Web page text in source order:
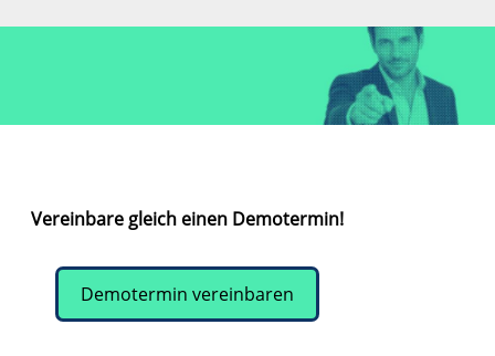
Vereinbare gleich einen Demotermin!
Demotermin vereinbaren